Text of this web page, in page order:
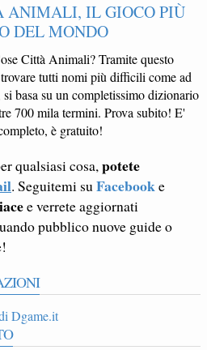
ANIMALI, IL GIOCO PIÙ
DEL MONDO
Città Animali? Tramite questo
tutti nomi più difficili come ad
basa su un completissimo dizionario
700 mila termini. Prova subito! E'
è gratuito!
qualsiasi cosa, potete
. Seguitemi su Facebooke
e verrete aggiornati
pubblico nuove guide o
Dgame.it